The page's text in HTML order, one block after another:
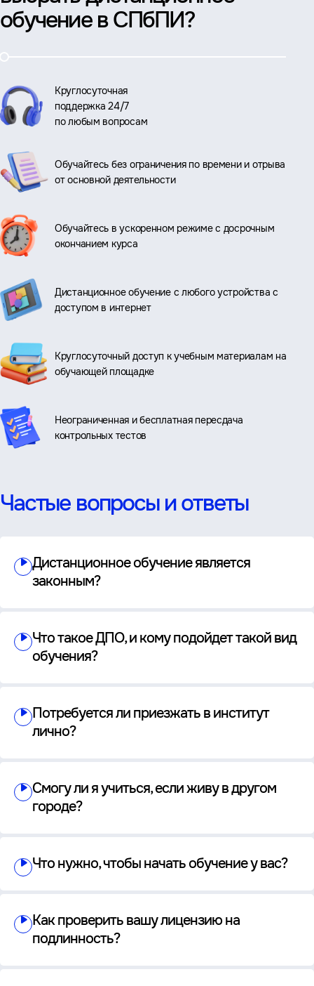
обучение в СПбПИ?
Круглосуточная
поддержка 24/7
по любым вопросам
Обучайтесь без ограничения по времени и отрыва
от основной деятельности
Обучайтесь в ускоренном режиме с досрочным
окончанием курса
Дистанционное обучение с любого устройства с
доступом в интернет
Круглосуточный доступ к учебным материалам на
обучающей площадке
Неограниченная и бесплатная пересдача
контрольных тестов
Частые вопросы и ответы
Дистанционное обучение является
законным?
Что такое ДПО, и кому подойдет такой вид
обучения?
Потребуется ли приезжать в институт
лично?
Смогу ли я учиться, если живу в другом
городе?
Что нужно, чтобы начать обучение у вас?
Как проверить вашу лицензию на
подлинность?